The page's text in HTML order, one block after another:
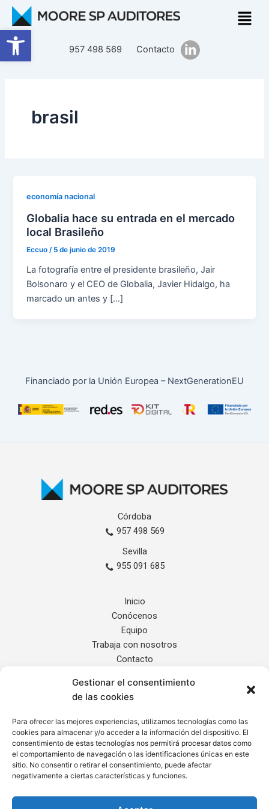
Abrir barra de herramientas
Gestionar el consentimiento
de las cookies
Para ofrecer las mejores experiencias, utilizamos tecnologías como las
cookies para almacenar y/o acceder a la información del dispositivo. El
consentimiento de estas tecnologías nos permitirá procesar datos como
el comportamiento de navegación o las identificaciones únicas en este
sitio. No consentir o retirar el consentimiento, puede afectar
negativamente a ciertas características y funciones.
contenido
957 498 569
Contacto
brasil
economía nacional
Globalia hace su entrada en el mercado
local Brasileño
Eccuo/ 5 de junio de 2019
La fotografía entre el presidente brasileño, Jair
Bolsonaro y el CEO de Globalia, Javier Hidalgo, ha
marcado un antes y […]
Financiado por la Unión Europea – NextGenerationEU
Córdoba
957 498 569
Sevilla
955 091 685
Inicio
Conócenos
Equipo
Trabaja con nosotros
Contacto
Servicios
Localización
Internacional
Informe de Transparencia
Aviso Legal
Política de Privacidad